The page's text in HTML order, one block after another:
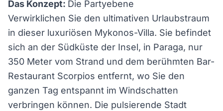
Das Konzept: Die Partyebene
Verwirklichen Sie den ultimativen Urlaubstraum
in dieser luxuriösen Mykonos-Villa. Sie befindet
sich an der Südküste der Insel, in Paraga, nur
350 Meter vom Strand und dem berühmten Bar-
Restaurant Scorpios entfernt, wo Sie den
ganzen Tag entspannt im Windschatten
verbringen können. Die pulsierende Stadt